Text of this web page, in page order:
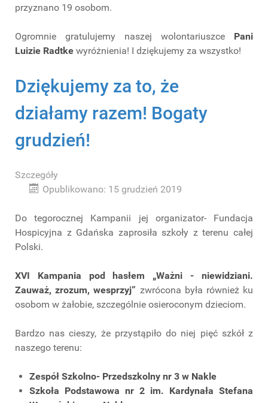
przyznano 19 osobom.
Ogromnie gratulujemy naszej wolontariuszce Pani
Luizie Radtke wyróżnienia! I dziękujemy za wszystko!
Dziękujemy za to, że
działamy razem! Bogaty
grudzień!
Szczegóły
Opublikowano: 15 grudzień 2019
Do tegorocznej Kampanii jej organizator- Fundacja
Hospicyjna z Gdańska zaprosiła szkoły z terenu całej
Polski.
XVI Kampania pod hasłem „Ważni - niewidziani.
Zauważ, zrozum, wesprzyj” zwrócona była również ku
osobom w żałobie, szczególnie osieroconym dzieciom.
Bardzo nas cieszy, że przystąpiło do niej pięć szkół z
naszego terenu:
Zespół Szkolno- Przedszkolny nr 3 w Nakle
Szkoła Podstawowa nr 2 im. Kardynała Stefana